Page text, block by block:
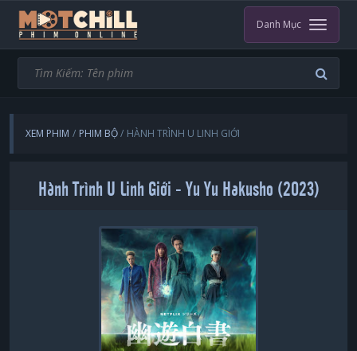
Danh Mục
XEM PHIM PHIM BỘ HÀNH TRÌNH U LINH GIỚI
Hành Trình U Linh Giới - Yu Yu Hakusho (2023)